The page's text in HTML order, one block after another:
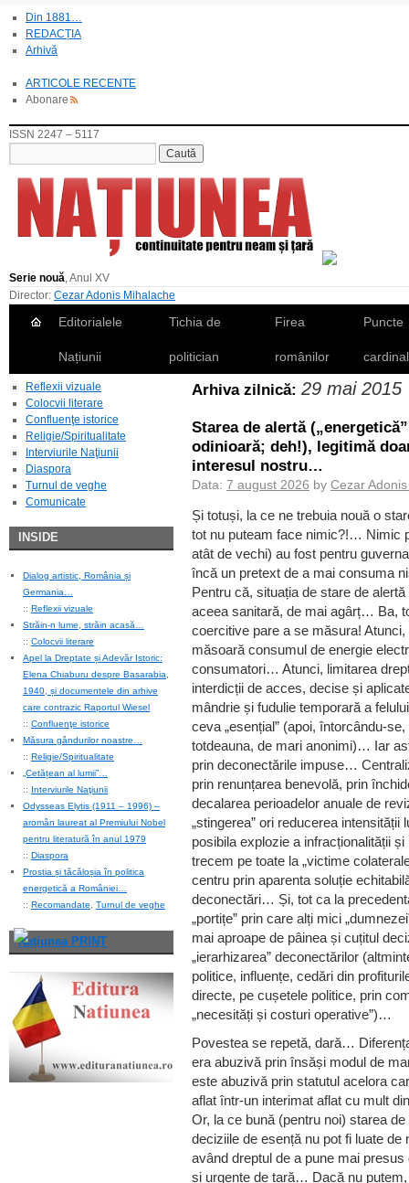
Din 1881…
REDACȚIA
Arhivă
ARTICOLE RECENTE
Abonare
ISSN 2247 – 5117
Serie nouă, Anul XV
Director: Cezar Adonis Mihalache
Editorialele
Națiunii
Tichia de
politician
Firea
românilor
Puncte
Reflexii vizuale
Colocvii literare
Confluenţe istorice
Religie/Spiritualitate
Interviurile Naţiunii
Diaspora
Turnul de veghe
Comunicate
INSIDE
Dialog artistic, România și
Germania…
:: Reflexii vizuale
Străin-n lume, străin acasă…
:: Colocvii literare
Apel la Dreptate și Adevăr Istoric:
Elena Chiaburu despre Basarabia,
1940, și documentele din arhive
care contrazic Raportul Wiesel
:: Confluenţe istorice
Măsura gândurilor noastre…
:: Religie/Spiritualitate
„Cetățean al lumii”…
:: Interviurile Naţiunii
Odysseas Elytis (1911 – 1996) –
aromân laureat al Premiului Nobel
pentru literatură în anul 1979
:: Diaspora
Prostia și tăcăloșia în politica
energetică a României…
:: Recomandate Turnul de veghe
Naţiunea PRINT
Arhiva zilnică: 29 mai 2015
Starea de alertă
odinioară; deh!), legitimă
interesul nostru…
Data: 7 august 2026 by Cezar
Și totuși, la ce ne trebuia nouă o
tot nu puteam face nimic?!… Nimic
atât de vechi) au fost pentru
încă un pretext de a mai consuma
Pentru că, situația de stare de
aceea sanitară, de mai agârț… Ba,
coercitive pare a se măsura!
măsoară consumul de energie
consumatori… Atunci, limitarea
interdicții de acces, decise și
mândrie și fudulie temporară a
ceva „esențial” (apoi, întorcându-
totdeauna, de mari anonimi)… Iar
prin deconectările impuse…
prin renunțarea benevolă, prin
decalarea perioadelor anuale de
„stingerea” ori reducerea
posibila explozie a infracționalității
trecem pe toate la „victime
centru prin aparenta soluție
deconectări… Și, tot ca la
„portițe” prin care alți mici
mai aproape de pâinea și cuțitul
„ierarhizarea” deconectărilor
politice, influențe, cedări din
directe, pe cușetele politice, prin
„necesități și costuri operative”)…
Povestea se repetă, dară…
era abuzivă prin însăși modul de
este abuzivă prin statutul acelora
aflat într-un interimat aflat cu mult
Or, la ce bună (pentru noi) starea
deciziile de esență nu pot fi luate
având dreptul de a pune mai
și urgențe de țară… Dacă nu